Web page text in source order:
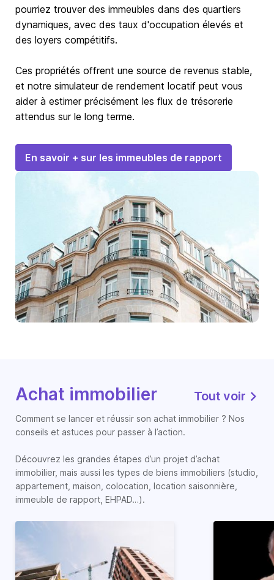
pourriez trouver des immeubles dans des quartiers
dynamiques, avec des taux d'occupation élevés et
des loyers compétitifs.
Ces propriétés offrent une source de revenus stable,
et notre simulateur de rendement locatif peut vous
aider à estimer précisément les flux de trésorerie
attendus sur le long terme.
En savoir + sur les immeubles de rapport
Achat immobilier Tout voir
Comment se lancer et réussir son achat immobilier ? Nos
conseils et astuces pour passer à l’action.
Découvrez les grandes étapes d’un projet d’achat
immobilier, mais aussi les types de biens immobiliers (studio,
appartement, maison, colocation, location saisonnière,
immeuble de rapport, EHPAD…).